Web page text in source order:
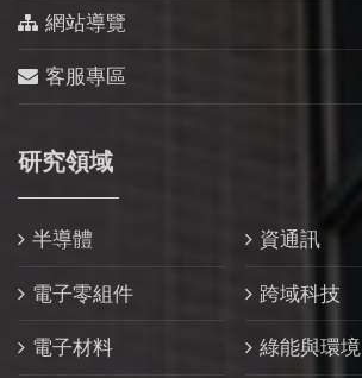
網站導覽
客服專區
研究領域
半導體 資通訊
電子零組件 跨域科技
電子材料 綠能與環境